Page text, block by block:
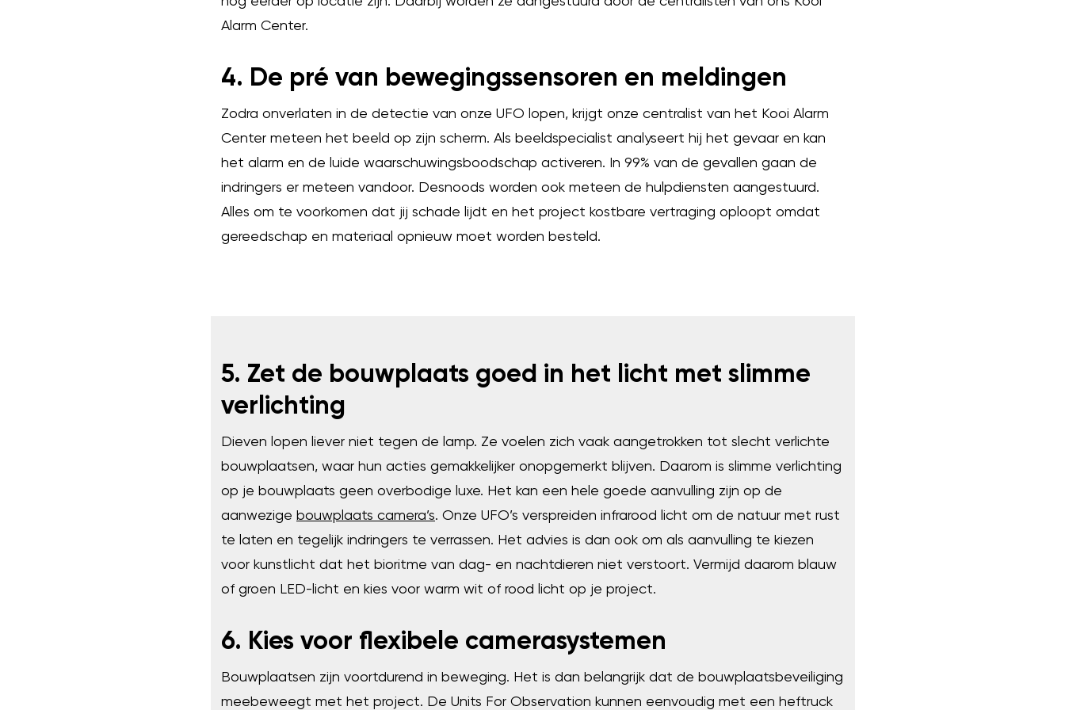
Alarm Center.
4. De pré van bewegingssensoren en meldingen
Zodra onverlaten in de detectie van onze UFO lopen, krijgt onze centralist van het Kooi Alarm
Center meteen het beeld op zijn scherm. Als beeldspecialist analyseert hij het gevaar en kan
het alarm en de luide waarschuwingsboodschap activeren. In 99% van de gevallen gaan de
indringers er meteen vandoor. Desnoods worden ook meteen de hulpdiensten aangestuurd.
Alles om te voorkomen dat jij schade lijdt en het project kostbare vertraging oploopt omdat
gereedschap en materiaal opnieuw moet worden besteld.
5. Zet de bouwplaats goed in het licht met slimme
verlichting
Dieven lopen liever niet tegen de lamp. Ze voelen zich vaak aangetrokken tot slecht verlichte
bouwplaatsen, waar hun acties gemakkelijker onopgemerkt blijven. Daarom is slimme verlichting
op je bouwplaats geen overbodige luxe. Het kan een hele goede aanvulling zijn op de
aanwezige bouwplaats camera’s. Onze UFO’s verspreiden infrarood licht om de natuur met rust
te laten en tegelijk indringers te verrassen. Het advies is dan ook om als aanvulling te kiezen
voor kunstlicht dat het bioritme van dag- en nachtdieren niet verstoort. Vermijd daarom blauw
of groen LED-licht en kies voor warm wit of rood licht op je project.
6. Kies voor flexibele camerasystemen
Bouwplaatsen zijn voortdurend in beweging. Het is dan belangrijk dat de bouwplaatsbeveiliging
meebeweegt met het project. De Units For Observation kunnen eenvoudig met een heftruck